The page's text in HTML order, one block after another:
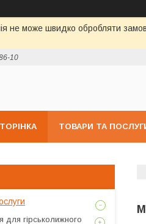
не може швидко обробляти
10
ТОВАРИ ТА
для гірськолижного